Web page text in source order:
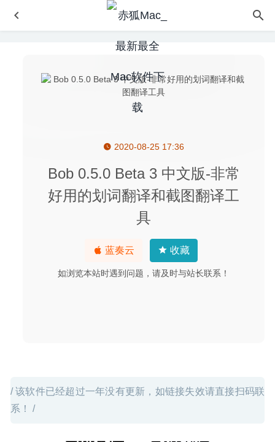
2020-08-25 17:36
Bob 0.5.0 Beta 3 中文版-非常
好用的划词翻译和截图翻译工
具
蓝奏云 收藏
如浏览本站时遇到问题，请及时与站长联系！
/ 该软件已经超过一年没有更新，如链接失效请直接扫码联
系！ /
NetSpot Pro 4.0.4502 – 优秀的WiFi网络环境检测工具
Script Debugger 7.0.11 for Mac- 脚本编辑及调试工具
2020-04-01
Adobe Premiere Rush 2020 1.5.25 中文版-优秀的短视频
PullTube 1.4.4 中文版-非常好用的高颜值Youtube视频下载